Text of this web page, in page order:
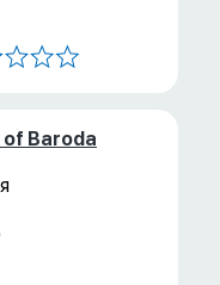
of Baroda